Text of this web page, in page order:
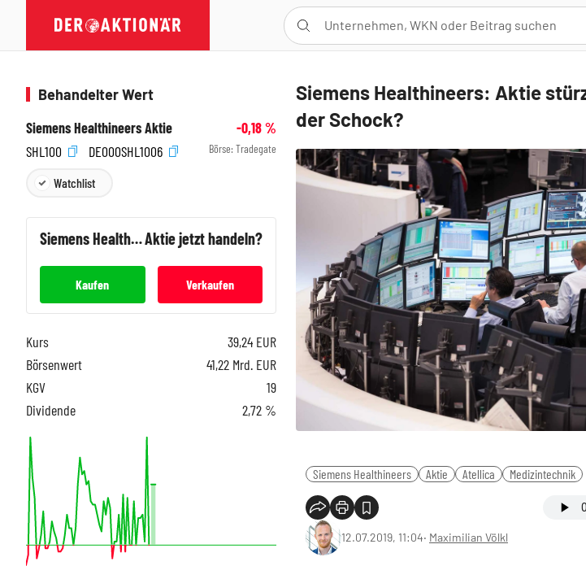
Siemens Healthineers: Aktie
der Schock?
Siemens Healthineers Aktie Atellica Medizintechnik
12.07.2019, 11:04‧ Maximilian Völkl
Behandelter Wert
Siemens Healthineers Aktie
-0,18%
SHL100
DE000SHL1006 Börse: Tradegate
Watchlist
Siemens HealthineersAktie jetzt handeln?
Kaufen Verkaufen
Kurs 39,24 EUR
Börsenwert
41,22 Mrd. EUR
KGV
19
Dividende
2,72 %